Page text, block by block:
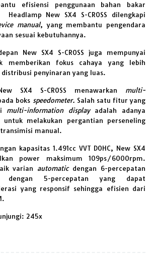
efisiensi penggunaan bahan bakar
New SX4 S-CROSS dilengkapi
manual, yang membantu pengendara
sesuai kebutuhannya.
New SX4 S-CROSS juga mempunyai
memberikan fokus cahaya yang lebih
penyinaran yang luas.
SX4 S-CROSS menawarkan multi-
boks speedometer. Salah satu fitur yang
multi-information displayadalah adanya
melakukan pergantian perseneling
manual.
kapasitas 1.491cc VVT DOHC, New SX4
power maksimum 109ps/6000rpm.
varian automaticdengan 6-percepatan
dengan 5-percepatan yang dapat
yang responsif sehingga efisien dari
245